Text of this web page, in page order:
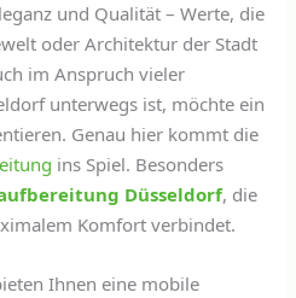
und Qualität – Werte, die
oder Architektur der Stadt
im Anspruch vieler
unterwegs ist, möchte ein
Genau hier kommt die
ins Spiel. Besonders
Düsseldorf, die
Komfort verbindet.
Ihnen eine mobile